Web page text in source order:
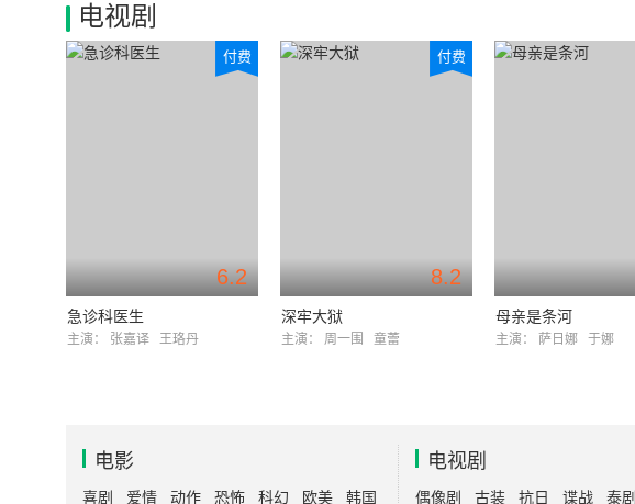
电视剧
6.2
付费
急诊科医生
主演： 张嘉译 王珞丹
8.2
付费
深牢大狱
主演： 周一围 童蕾
母亲是条河
主演： 萨日娜 于娜
电影
喜剧 爱情 动作 恐怖 科幻 欧美 韩国
电视剧
偶像剧 古装 抗日 谍战 泰剧